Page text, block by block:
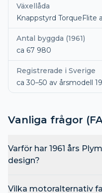
Växellåda
Knappstyrd TorqueFlite
Antal byggda (1961)
ca 67 980
Registrerade i Sverige
ca 30–50 av årsmodell
Vanliga frågor
Varför har 1961 års
design?
Vilka motoralternativ